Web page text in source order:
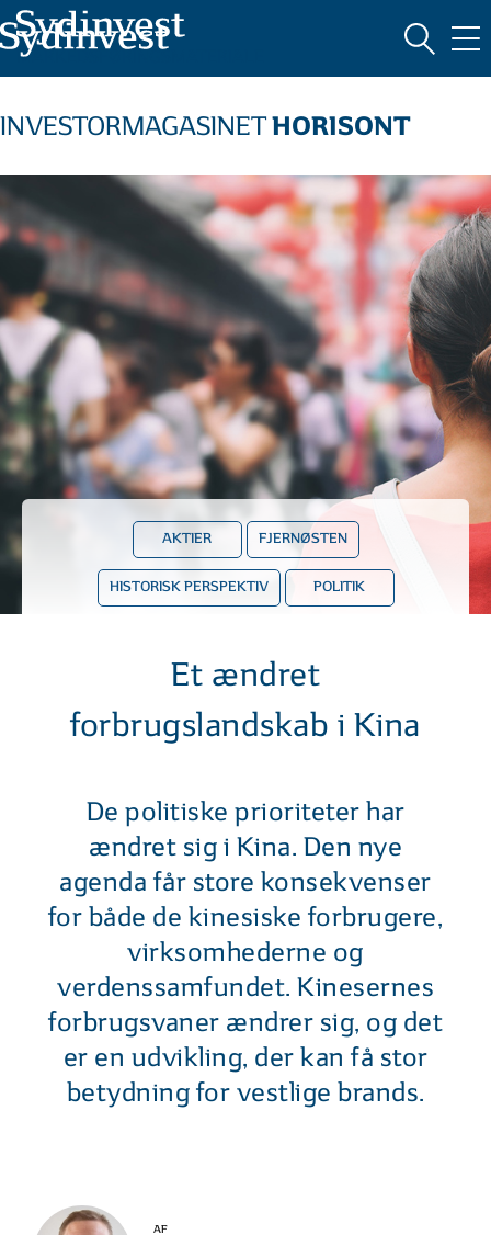
MARKEDSFØRINGSMATERIALE
INVESTORMAGASINETHORISONT
AKTIER FJERNØSTEN
HISTORISK PERSPEKTIV POLITIK
Et ændret
forbrugslandskab i Kina
De politiske prioriteter har
ændret sig i Kina. Den nye
agenda får store konsekvenser
for både de kinesiske forbrugere,
virksomhederne og
verdenssamfundet. Kinesernes
forbrugsvaner ændrer sig, og det
er en udvikling, der kan få stor
betydning for vestlige brands.
AF